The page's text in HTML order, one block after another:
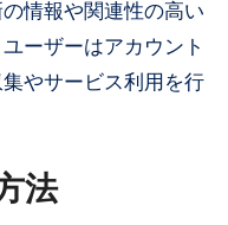
情報や関連性の高い
ーザーはアカウント
やサービス利用を行
法